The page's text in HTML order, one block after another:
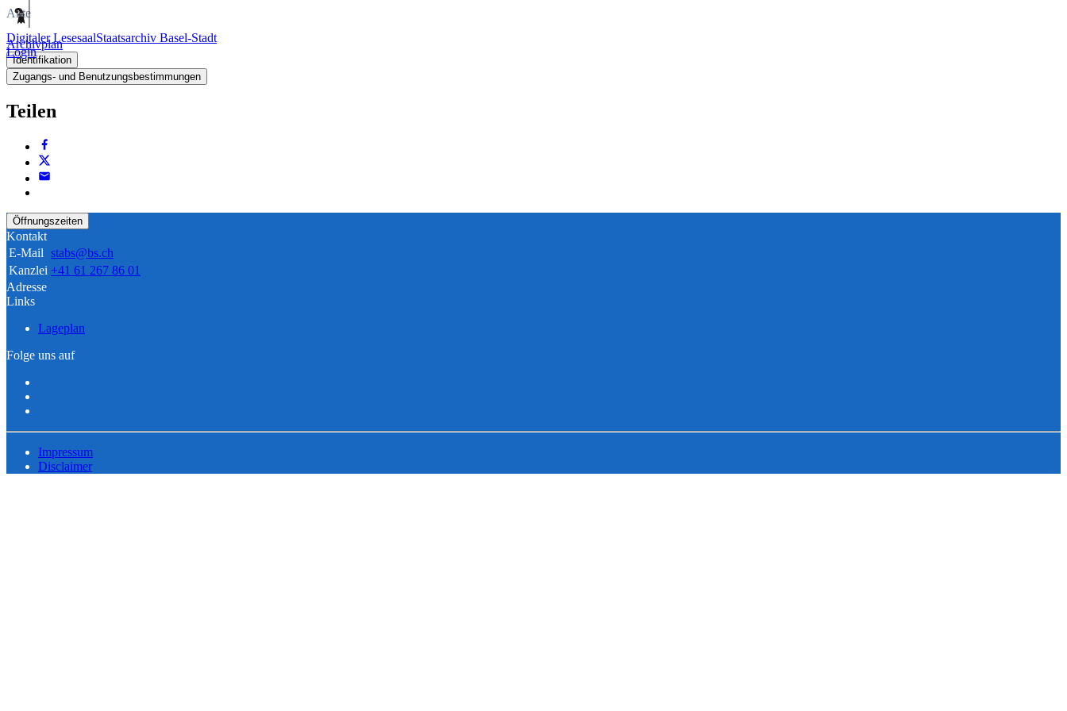
Digitaler LesesaalStaatsarchiv Basel-Stadt
Login
Akte
Archivplan
Identifikation
Zugangs- und Benutzungsbestimmungen
Teilen
Öffnungszeiten
Kontakt
E-Mail stabs@bs.ch
Kanzlei +41 61 267 86 01
Adresse
Links
Lageplan
Folge uns auf
Impressum
Disclaimer